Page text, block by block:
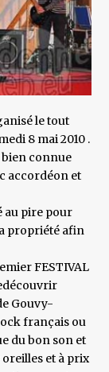
le tout
8 mai 2010 .
bien connue
accordéon et
au pire pour
propriété afin
FESTIVAL
Gouvy-
français ou
du bon son et
et à prix